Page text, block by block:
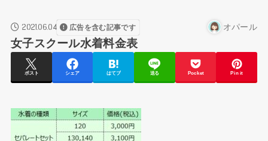
2021.06.04 広告を含む記事です オパール
女子スクール水着料金表
ポスト シェア はてブ 送る Pocket Pin it